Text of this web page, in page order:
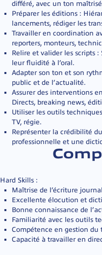
différé, avec un ton
Préparer les éditions :
lancements, rédiger les
Travailler en coordination
reporters, monteurs,
Relire et valider les scripts :
leur fluidité à l’oral.
Adapter son ton et son
public et de l’actualité.
Assurer des interventions
Directs, breaking news,
Utiliser les outils
TV, régie.
Représenter la crédibilité
professionnelle et une
Hard Skills :
Maîtrise de l’écriture
Excellente élocution et
Bonne connaissance de
Familiarité avec les outils
Compétence en gestion du
Capacité à travailler en